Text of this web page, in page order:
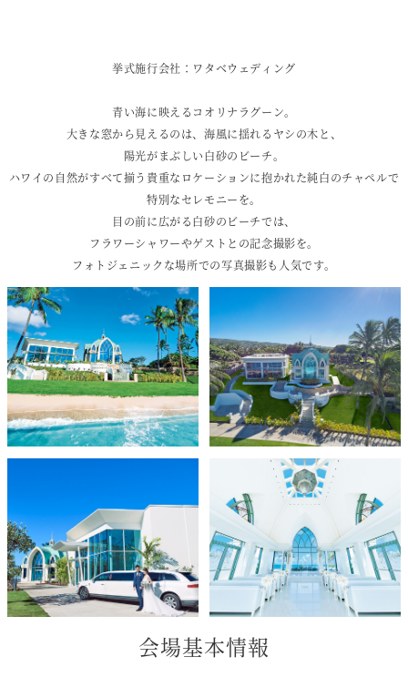
挙式施行会社：ワタベウェディング
青い海に映えるコオリナラグーン。
大きな窓から見えるのは、海風に揺れるヤシの木と、
陽光がまぶしい白砂のビーチ。
ハワイの自然がすべて揃う貴重なロケーションに抱かれた純白のチャペルで
特別なセレモニーを。
目の前に広がる白砂のビーチでは、
フラワーシャワーやゲストとの記念撮影を。
フォトジェニックな場所での写真撮影も人気です。
会場基本情報